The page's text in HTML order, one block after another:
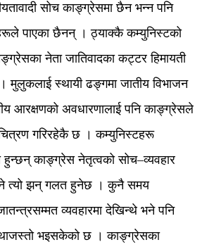
सोच काङ्ग्रेसमा छैन भन्न पनि
पाएका छैनन् । ठ्याक्कै कम्युनिस्टको
नेता जातिवादका कट्टर हिमायती
मुलुकलाई स्थायी ढङ्गमा जातीय विभाजन
आरक्षणको अवधारणालाई पनि काङ्ग्रेसले
गरिरहेकै छ । कम्युनिस्टहरू
हुन्छन् काङ्ग्रेस नेतृत्वको सोच–व्यवहार
त्यो झन् गलत हुनेछ । कुनै समय
व्यवहारमा देखिन्थे भने पनि
भइसकेको छ । काङ्ग्रेसका